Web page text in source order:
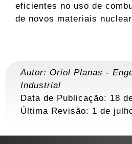
eficientes no uso de
de novos materiais
Autor: Oriol Planas -
Industrial
Data de Publicação: 18
Última Revisão: 1 de